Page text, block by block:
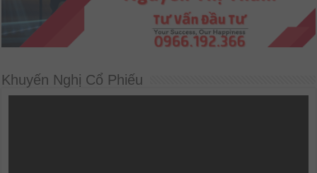
Khuyến Nghị Cổ Phiếu